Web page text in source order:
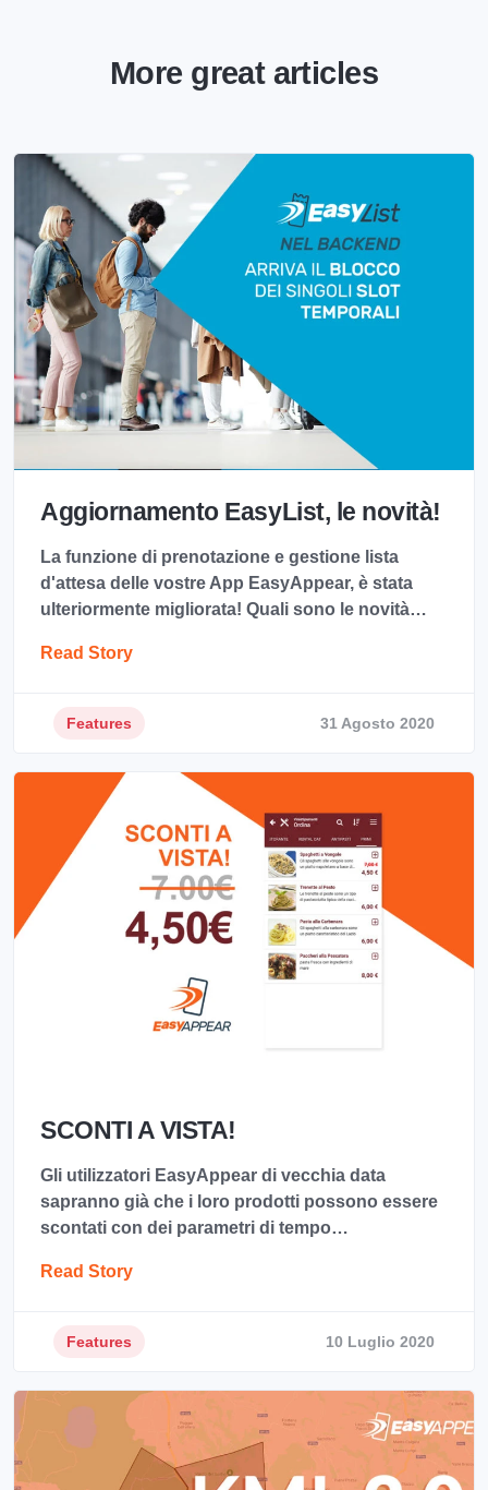
More great articles
Aggiornamento EasyList, le novità!
La funzione di prenotazione e gestione lista
d'attesa delle vostre App EasyAppear, è stata
ulteriormente migliorata! Quali sono le novità…
Read Story
Features 31 Agosto 2020
SCONTI A VISTA!
Gli utilizzatori EasyAppear di vecchia data
sapranno già che i loro prodotti possono essere
scontati con dei parametri di tempo…
Read Story
Features 10 Luglio 2020